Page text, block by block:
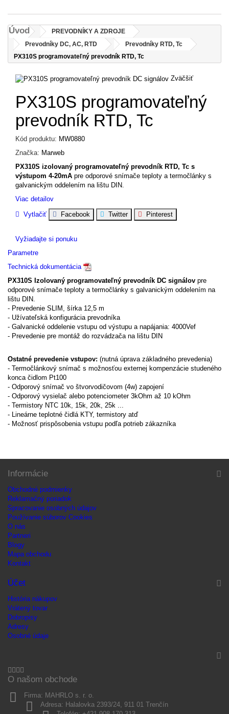
Úvod
PREVODNÍKY A ZDROJE
Prevodníky DC, AC, RTD
Prevodníky RTD, Tc
PX310S programovateľný prevodník RTD, Tc
Zväčšiť
PX310S programovateľný
prevodník RTD, Tc
Kód produktu: MW0880
Značka: Marweb
PX310S izolovaný programovateľný prevodník RTD, Tc s
výstupom 4-20mA pre odporové snímače teploty a termočlánky s
galvanickým oddelením na lištu DIN.
Viac detailov
Vytlačiť
Facebook Twitter Pinterest
Vyžiadajte si ponuku
Parametre
Technická dokumentácia
PX310S Izolovaný programovateľný prevodník DC signálov pre
odporové snímače teploty a termočlánky s galvanickým oddelením na
lištu DIN.
- Prevedenie SLIM, šírka 12,5 m
- Užívateľská konfigurácia prevodníka
- Galvanické oddelenie vstupu od výstupu a napájania: 4000Vef
- Prevedenie pre montáž do rozvádzača na lištu DIN
Ostatné prevedenie vstupov: (nutná úprava základného prevedenia)
- Termočlánkový snímač s možnosťou externej kompenzácie studeného
konca čidlom Pt100
- Odporový snímač vo štvorvodičovom (4w) zapojení
- Odporový vysielač alebo potenciometer 3kOhm až 10 kOhm
- Termistory NTC 10k, 15k, 20k, 25k ...
- Lineárne teplotné čidlá KTY, termistory atď
- Možnosť prispôsobenia vstupu podľa potrieb zákazníka
Informácie
Obchodné podmienky
Reklamačný poriadok
Spracovanie osobných údajov
Používanie súborov Cookies
O nás
Partneri
Blogy
Mapa obchodu
Kontakt
Účet
História nákupov
Vrátený tovar
Dobropisy
Adresy
Osobné údaje
O našom obchode
Firma: MAHRLO s. r. o.
Adresa: Halalovka 2393/24, 911 01 Trenčín